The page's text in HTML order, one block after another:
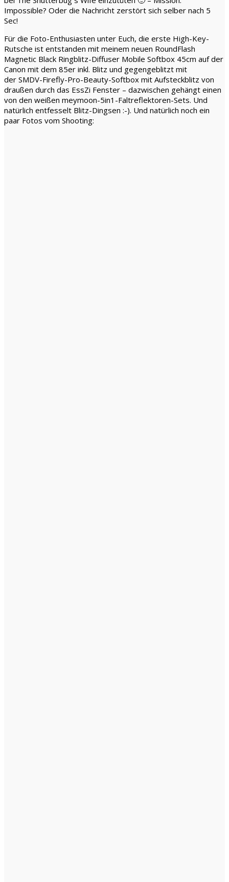
Impossible? Oder die Nachricht zerstört sich selber nach 5
Sec!
Für die Foto-Enthusiasten unter Euch, die erste High-Key-
Rutsche ist entstanden mit meinem neuen RoundFlash
Magnetic Black Ringblitz-Diffuser Mobile Softbox 45cm auf der
Canon mit dem 85er inkl. Blitz und gegengeblitzt mit
der SMDV-Firefly-Pro-Beauty-Softbox mit Aufsteckblitz von
draußen durch das EssZi Fenster – dazwischen gehängt einen
von den weißen meymoon-5in1-Faltreflektoren-Sets. Und
natürlich entfesselt Blitz-Dingsen :-). Und natürlich noch ein
paar Fotos vom Shooting: